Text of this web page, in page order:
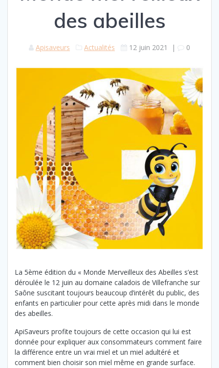
des abeilles
Apisaveurs Actualités 12 juin 2021 | 0
La 5ème édition du « Monde Merveilleux des Abeilles s’est
déroulée le 12 juin au domaine caladois de Villefranche sur
Saône suscitant toujours beaucoup d’intérêt du public, des
enfants en particulier pour cette après midi dans le monde
des abeilles.
ApiSaveurs profite toujours de cette occasion qui lui est
donnée pour expliquer aux consommateurs comment faire
la différence entre un vrai miel et un miel adultéré et
comment bien choisir son miel même en grande surface.